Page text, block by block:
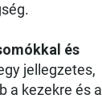
és
jellegzetes,
a kezekre és a